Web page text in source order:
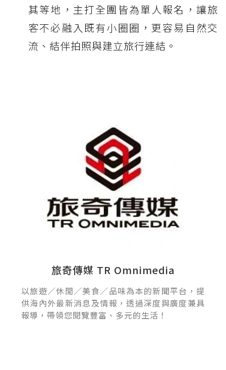
其等地，主打全團皆為單人報名，讓旅
客不必融入既有小圈圈，更容易自然交
流、結伴拍照與建立旅行連結。
旅奇傳媒 TR Omnimedia
以旅遊／休閒／美食／品味為本的新聞平台，提
供海內外最新消息及情報，透過深度與廣度兼具
報導，帶領您閱覽豐富、多元的生活！